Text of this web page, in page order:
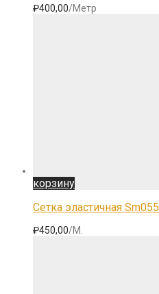
₽400,00/Метр
корзину
Сетка эластичная Sm055
₽450,00/М.